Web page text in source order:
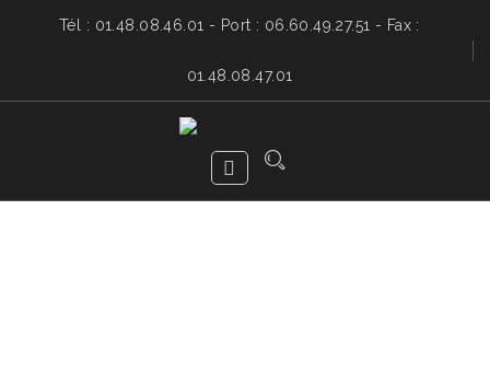
Tél : 01.48.08.46.01 - Port : 06.60.49.27.51 - Fax :
01.48.08.47.01